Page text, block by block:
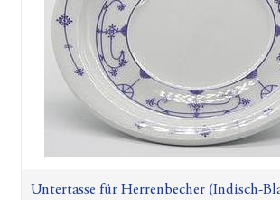
Untertasse für Herrenbecher (Indisch-